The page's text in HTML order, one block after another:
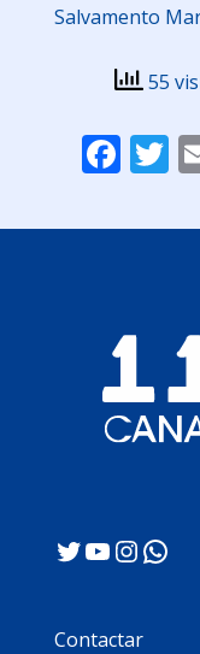
Salvamento
55
Twitter
YouTube
Contactar